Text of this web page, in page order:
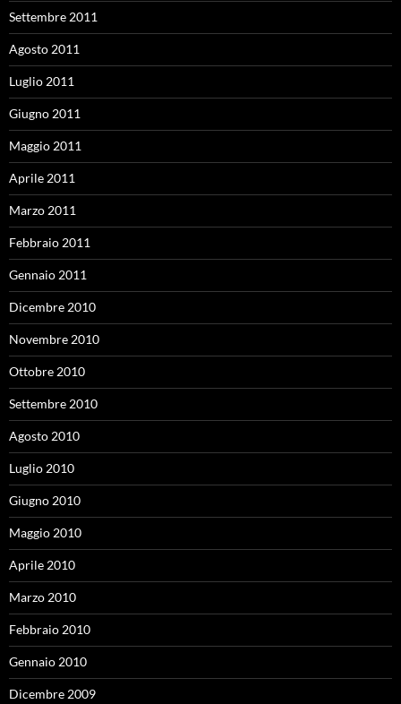
Settembre 2011
Agosto 2011
Luglio 2011
Giugno 2011
Maggio 2011
Aprile 2011
Marzo 2011
Febbraio 2011
Gennaio 2011
Dicembre 2010
Novembre 2010
Ottobre 2010
Settembre 2010
Agosto 2010
Luglio 2010
Giugno 2010
Maggio 2010
Aprile 2010
Marzo 2010
Febbraio 2010
Gennaio 2010
Dicembre 2009